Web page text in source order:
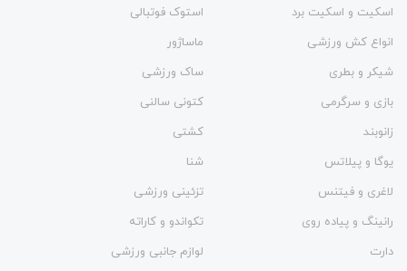
اسکیت و اسکیت برد
استوک فوتبالی
انواع کش ورزشی
ماساژور
شیکر و بطری
ساک ورزشی
بازی و سرگرمی
کتونی سالنی
زانوبند
کشتی
یوگا و پیلاتس
شنا
لاغری و فیتنس
تزئینی ورزشی
رانینگ و پیاده روی
تکواندو و کاراته
دارت
لوازم جانبی ورزشی